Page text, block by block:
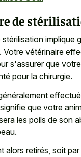
de
implique
Votre vétérinaire
s'assurer que
pour la chirurgie.
que votre
les poils de son
alors retirés, soit